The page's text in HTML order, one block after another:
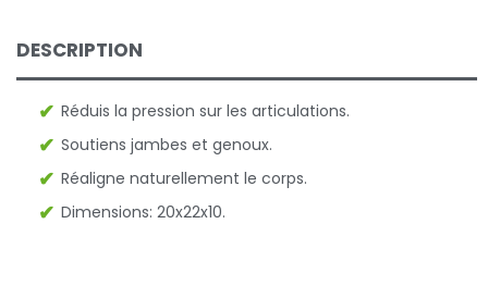
DESCRIPTION
Réduis la pression sur les articulations.
Soutiens jambes et genoux.
Réaligne naturellement le corps.
Dimensions: 20x22x10.